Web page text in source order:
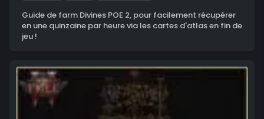
Guide de farm Divines POE 2, pour facilement récupérer
en une quinzaine par heure via les cartes d'atlas en fin de
jeu !